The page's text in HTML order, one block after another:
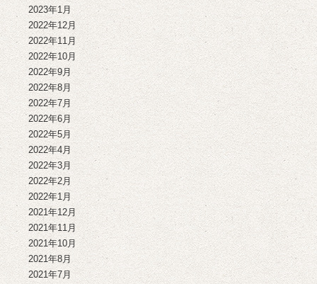
2023年1月
2022年12月
2022年11月
2022年10月
2022年9月
2022年8月
2022年7月
2022年6月
2022年5月
2022年4月
2022年3月
2022年2月
2022年1月
2021年12月
2021年11月
2021年10月
2021年8月
2021年7月